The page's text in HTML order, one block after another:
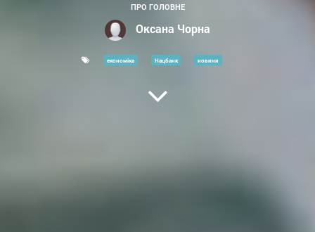
ПРО ГОЛОВНЕ
Оксана Чорна
економіка Нацбанк новини